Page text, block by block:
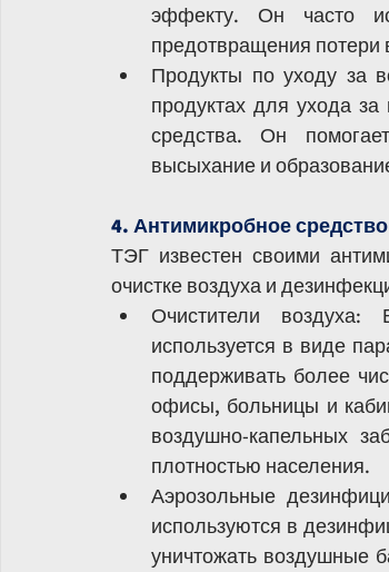
эффекту. Он часто
предотвращения потери
Продукты по уходу за
продуктах для ухода
средства. Он
высыхание и
4. Антимикробное
ТЭГ известен своими
очистке воздуха и
Очистители
используется в виде
поддерживать более
офисы, больницы и
воздушно-капельных
плотностью населения.
Аэрозольные
используются в
уничтожать воздушные